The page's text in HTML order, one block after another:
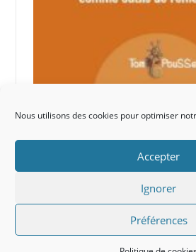
Nous utilisons des cookies pour optimiser
Accepter
Ignorer
Préférences
Copyright 2026 © Petits écoliers
Thème Codilight par